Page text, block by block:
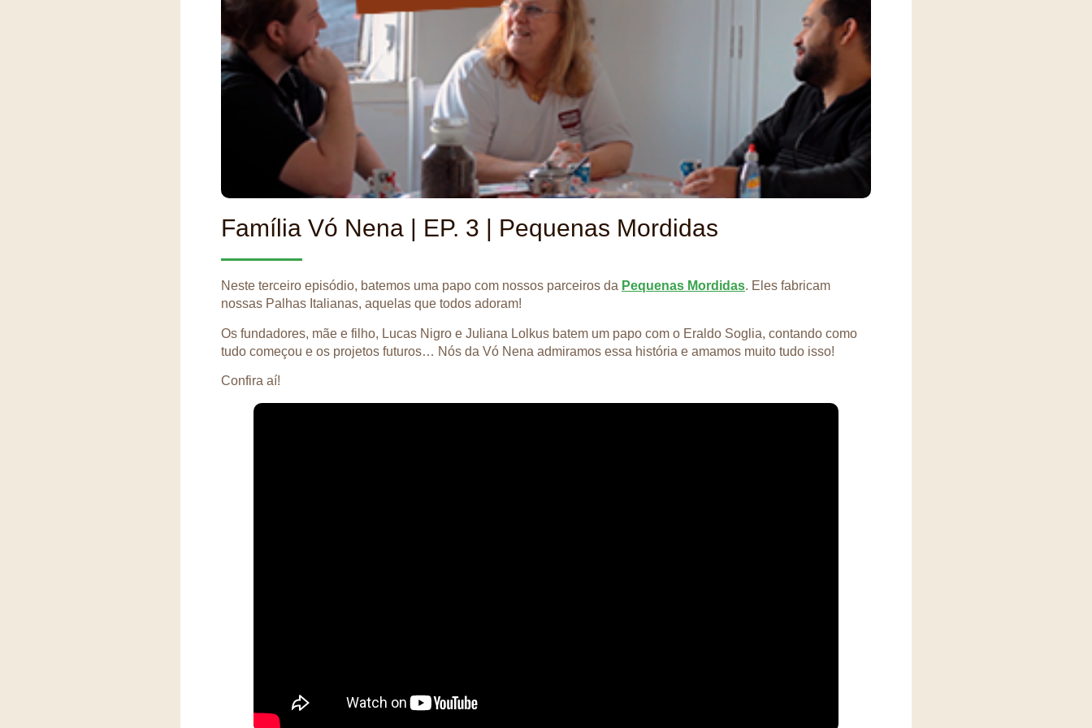
Família Vó Nena | EP. 3 | Pequenas Mordidas
Neste terceiro episódio, batemos uma papo com nossos parceiros da Pequenas Mordidas. Eles fabricam
nossas Palhas Italianas, aquelas que todos adoram!
Os fundadores, mãe e filho, Lucas Nigro e Juliana Lolkus batem um papo com o Eraldo Soglia, contando como
tudo começou e os projetos futuros… Nós da Vó Nena admiramos essa história e amamos muito tudo isso!
Confira aí!